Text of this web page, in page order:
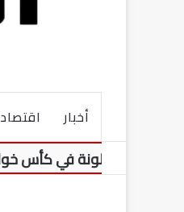
أخبار اقتصاد
كأس خوان جامبر 2026.. والقنوات الناقلة